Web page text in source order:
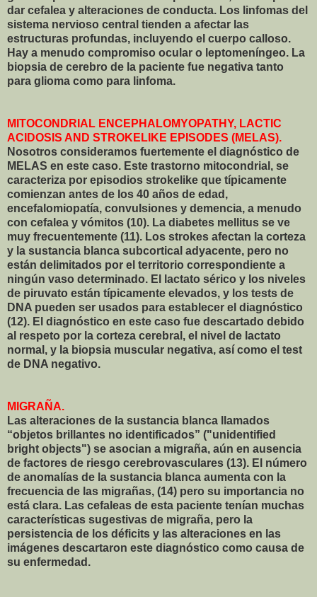
dar cefalea y alteraciones de conducta. Los linfomas del
sistema nervioso central tienden a afectar las
estructuras profundas, incluyendo el cuerpo calloso.
Hay a menudo compromiso ocular o leptomeníngeo. La
biopsia de cerebro de la paciente fue negativa tanto
para glioma como para linfoma.
MITOCONDRIAL ENCEPHALOMYOPATHY, LACTIC
ACIDOSIS AND STROKELIKE EPISODES (MELAS).
Nosotros consideramos fuertemente el diagnóstico de
MELAS en este caso. Este trastorno mitocondrial, se
caracteriza por episodios strokelike que típicamente
comienzan antes de los 40 años de edad,
encefalomiopatía, convulsiones y demencia, a menudo
con cefalea y vómitos (10). La diabetes mellitus se ve
muy frecuentemente (11). Los strokes afectan la corteza
y la sustancia blanca subcortical adyacente, pero no
están delimitados por el territorio correspondiente a
ningún vaso determinado. El lactato sérico y los niveles
de piruvato están típicamente elevados, y los tests de
DNA pueden ser usados para establecer el diagnóstico
(12). El diagnóstico en este caso fue descartado debido
al respeto por la corteza cerebral, el nivel de lactato
normal, y la biopsia muscular negativa, así como el test
de DNA negativo.
MIGRAÑA.
Las alteraciones de la sustancia blanca llamados
“objetos brillantes no identificados” ("unidentified
bright objects") se asocian a migraña, aún en ausencia
de factores de riesgo cerebrovasculares (13). El número
de anomalías de la sustancia blanca aumenta con la
frecuencia de las migrañas, (14) pero su importancia no
está clara. Las cefaleas de esta paciente tenían muchas
características sugestivas de migraña, pero la
persistencia de los déficits y las alteraciones en las
imágenes descartaron este diagnóstico como causa de
su enfermedad.